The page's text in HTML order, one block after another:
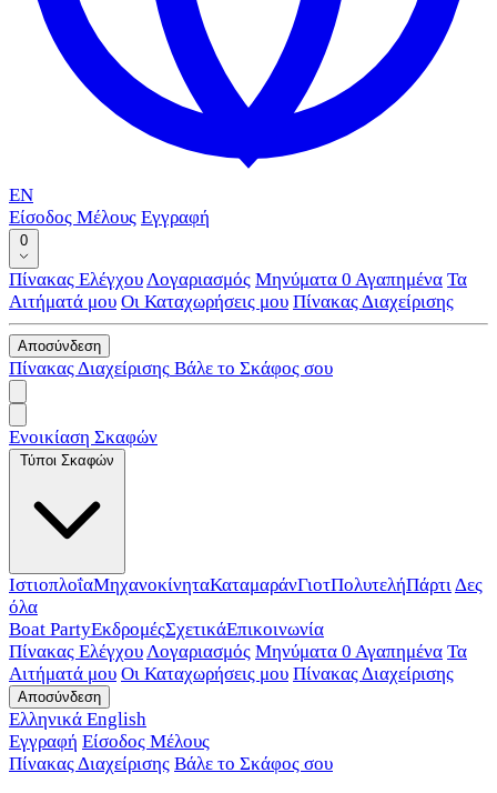
EN
Είσοδος Μέλους Εγγραφή
0
Πίνακας ΕλέγχουΛογαριασμός Μηνύματα 0 Αγαπημένα Τα
Αιτήματά μου Οι Καταχωρήσεις μου Πίνακας Διαχείρισης
Αποσύνδεση
Πίνακας Διαχείρισης Βάλε το Σκάφος σου
Ενοικίαση Σκαφών
Τύποι Σκαφών
ΙστιοπλοΐαΜηχανοκίνηταΚαταμαράνΓιοτΠολυτελήΠάρτιΔες
όλα
Boat PartyΕκδρομέςΣχετικάΕπικοινωνία
Πίνακας ΕλέγχουΛογαριασμός Μηνύματα 0 Αγαπημένα Τα
Αιτήματά μου Οι Καταχωρήσεις μου Πίνακας Διαχείρισης
Αποσύνδεση
Ελληνικά English
Εγγραφή Είσοδος Μέλους
Πίνακας Διαχείρισης Βάλε το Σκάφος σου